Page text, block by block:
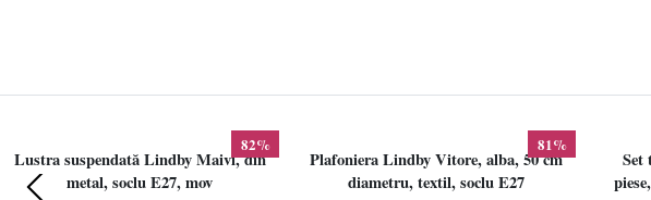
82%
Lustra suspendată Lindby Maivi, din
metal, soclu E27, mov
81%
Plafoniera Lindby Vitore, alba, 50 cm
diametru, textil, soclu E27
Set